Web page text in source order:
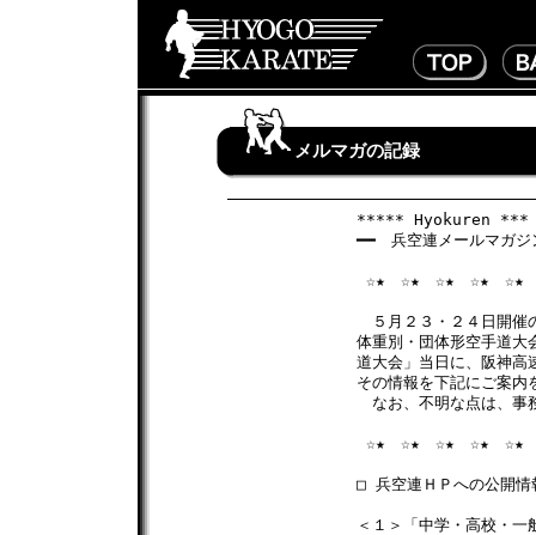
メルマガの記録
***** Hyokuren ***
━━　兵空連メールマガ
☆★　☆★　☆★　☆★　☆★
５月２３・２４日開催
体重別・団体形空手道大
道大会」当日に、阪神高
その情報を下記にご案内
なお、不明な点は、事
☆★　☆★　☆★　☆★　☆★
□ 兵空連ＨＰへの公開
＜１＞「中学・高校・